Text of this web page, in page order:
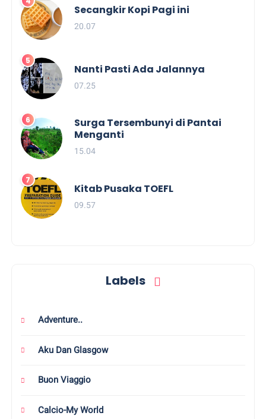
Secangkir Kopi Pagi ini
20.07
Nanti Pasti Ada Jalannya
07.25
Surga Tersembunyi di Pantai
Menganti
15.04
Kitab Pusaka TOEFL
09.57
Labels
Adventure..
Aku Dan Glasgow
Buon Viaggio
Calcio-My World